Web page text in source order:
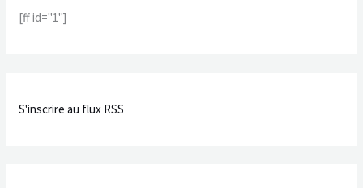
e
e
[ff id="1"]
S'inscrire au flux RSS